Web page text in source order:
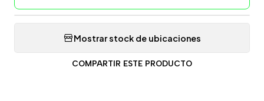
Mostrar stock de ubicaciones
COMPARTIR ESTE PRODUCTO